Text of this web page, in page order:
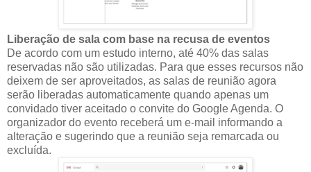
Liberação de sala com base na recusa de eventos
De acordo com um estudo interno, até 40% das salas
reservadas não são utilizadas. Para que esses recursos não
deixem de ser aproveitados, as salas de reunião agora
serão liberadas automaticamente quando apenas um
convidado tiver aceitado o convite do Google Agenda. O
organizador do evento receberá um e-mail informando a
alteração e sugerindo que a reunião seja remarcada ou
excluída.